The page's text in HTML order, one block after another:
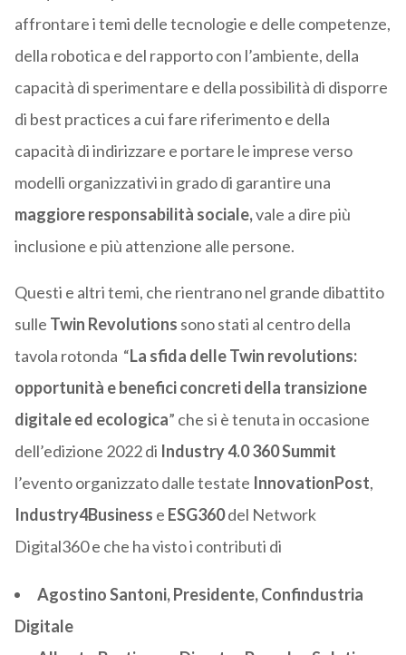
affrontare i temi delle tecnologie e delle competenze,
della robotica e del rapporto con l’ambiente, della
capacità di sperimentare e della possibilità di disporre
di best practices a cui fare riferimento e della
capacità di indirizzare e portare le imprese verso
modelli organizzativi in grado di garantire una
maggiore responsabilità sociale,vale a dire più
inclusione e più attenzione alle persone.
Questi e altri temi, che rientrano nel grande dibattito
sulle Twin Revolutions sono stati al centro della
tavola rotonda “La sfida delle Twin revolutions:
opportunità e benefici concreti della transizione
digitale ed ecologica” che si è tenuta in occasione
dell’edizione 2022 di Industry 4.0 360 Summit
l’evento organizzato dalle testate InnovationPost,
Industry4Business e ESG360del Network
Digital360 e che ha visto i contributi di
Agostino Santoni, Presidente, Confindustria
Digitale